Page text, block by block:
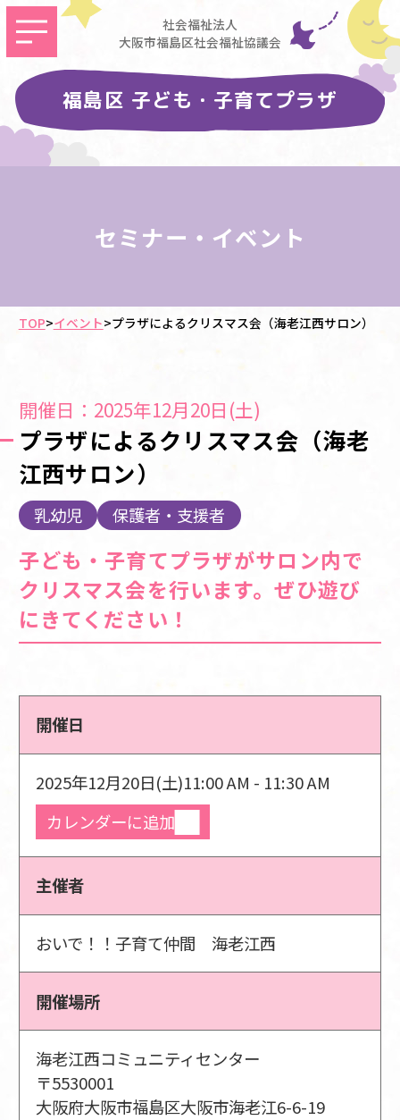
社会福祉法人
大阪市福島区社会福祉協議会
福島区 子ども・子育てプラザ
セミナー・イベント
TOP>イベント>プラザによるクリスマス会（海老江西サロン）
開催日：2025年12月20日(土)
プラザによるクリスマス会（海老
江西サロン）
乳幼児 保護者・支援者
子ども・子育てプラザがサロン内で
クリスマス会を行います。ぜひ遊び
にきてください！
開催日
2025年12月20日(土)11:00 AM - 11:30 AM
カレンダーに追加
主催者
おいで！！子育て仲間 海老江西
開催場所
海老江西コミュニティセンター
〒5530001
大阪府大阪市福島区大阪市海老江6-6-19